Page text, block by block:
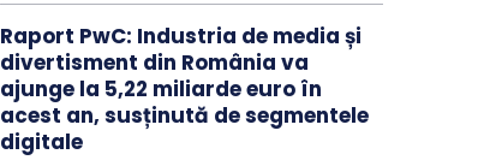
Raport PwC: Industria de media și
divertisment din România va
ajunge la 5,22 miliarde euro în
acest an, susținută de segmentele
digitale